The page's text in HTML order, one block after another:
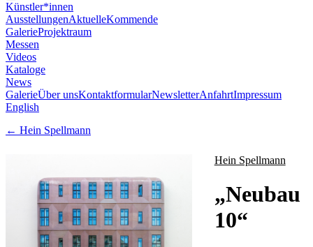
Künstler*innen
AusstellungenAktuelleKommende
GalerieProjektraum
Messen
Videos
Kataloge
News
GalerieÜber unsKontaktformularNewsletterAnfahrtImpressum
English
← Hein Spellmann
Hein Spellmann
„Neubau
10“